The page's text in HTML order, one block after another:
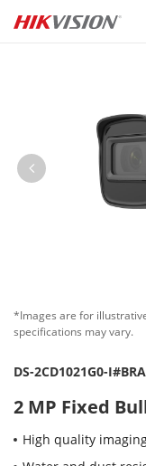
Skip to content
*Images are for
specifications may vary.
DS-2CD1021G0-
2 MP Fixed
High quality